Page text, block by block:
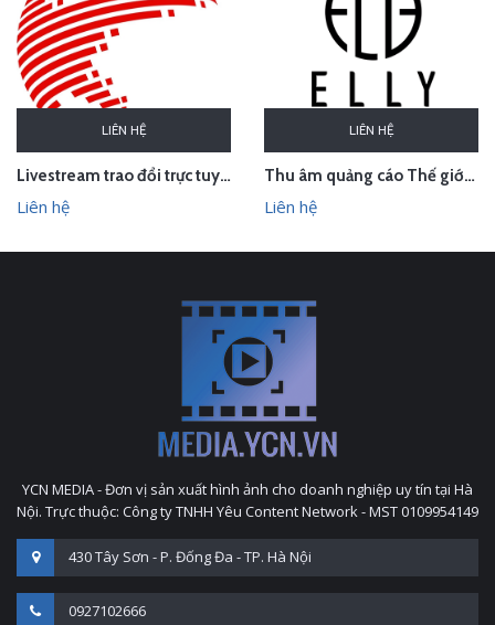
LIÊN HỆ
Livestream trao đổi trực tuyến về sở hữu trí tuệ trong hiệp định EVFTA
Liên hệ
LIÊN HỆ
Thu âm quảng cáo Thế giới thời trang phụ kiện cao cấp ELLY, Sơn Tây, Hà Nội
Liên hệ
YCN MEDIA - Đơn vị sản xuất hình ảnh cho doanh nghiệp uy tín tại Hà
Nội. Trực thuộc: Công ty TNHH Yêu Content Network - MST 0109954149
430 Tây Sơn - P. Đống Đa - TP. Hà Nội
0927102666